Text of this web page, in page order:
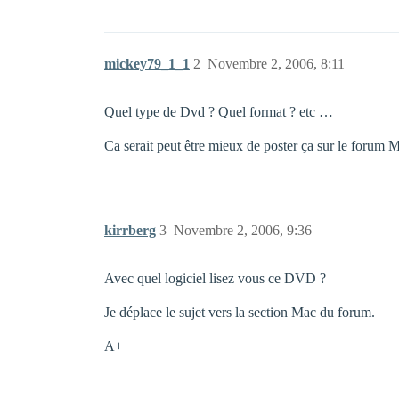
mickey79_1_1 Novembre 2, 2006, 8:11
2
Quel type de Dvd ? Quel format ? etc …
Ca serait peut être mieux de poster ça sur le forum
kirrberg Novembre 2, 2006, 9:36
3
Avec quel logiciel lisez vous ce DVD ?
Je déplace le sujet vers la section Mac du forum.
A+